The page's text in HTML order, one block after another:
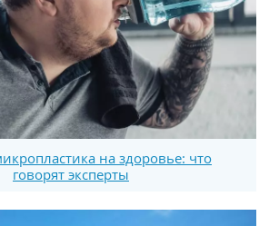
на здоровье: что
говорят эксперты